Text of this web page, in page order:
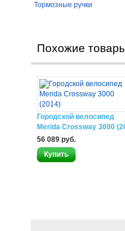
Тормозные ручки
Похожие
Городской велосипед
Merida Crossway 3000
56 089 руб.